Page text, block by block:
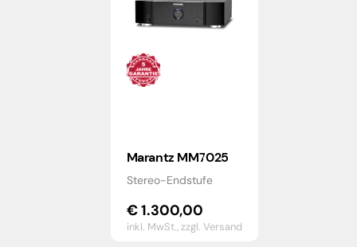
Marantz MM7025
Stereo-Endstufe
€1.300,00
inkl. MwSt.,zzgl. Versand